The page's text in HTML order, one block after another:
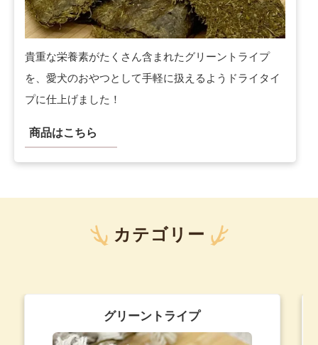
貴重な栄養素がたくさん含まれたグリーントライプ
を、愛犬のおやつとして手軽に扱えるようドライタイ
プに仕上げました！
商品はこちら
カテゴリー
ふりかけ